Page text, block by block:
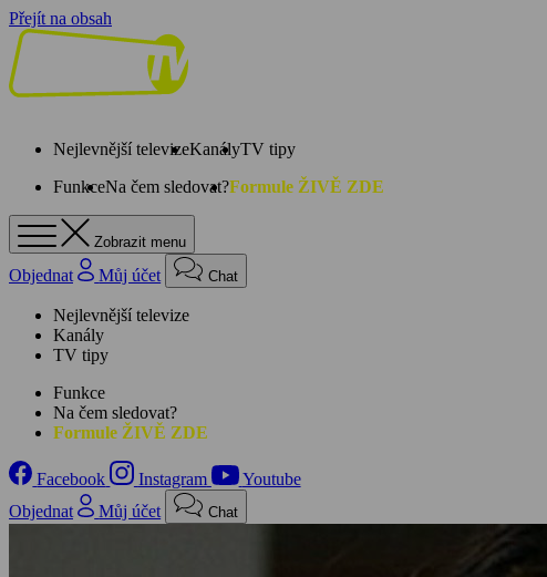
Přejít na obsah
Nejlevnější televizeKanályTV tipy
FunkceNa čem sledovat?Formule ŽIVĚ ZDE
Zobrazit menu
Objednat Můj účet Chat
Nejlevnější televize
Kanály
TV tipy
Funkce
Na čem sledovat?
Formule ŽIVĚ ZDE
Facebook Instagram
Youtube
Objednat
Můj účet Chat